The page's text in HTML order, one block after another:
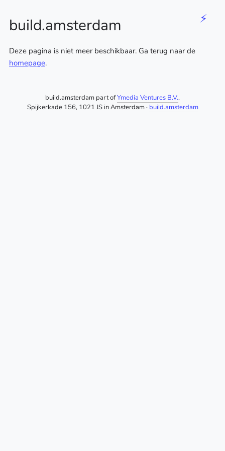
⚡
build.amsterdam
Deze pagina is niet meer beschikbaar. Ga terug naar de
homepage.
build.amsterdam part ofYmedia Ventures B.V..
Spijkerkade 156, 1021 JS in Amsterdam · build.amsterdam